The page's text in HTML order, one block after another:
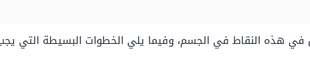
هذه النقاط في الجسم، وفيما يلي الخطوات البسيطة التي